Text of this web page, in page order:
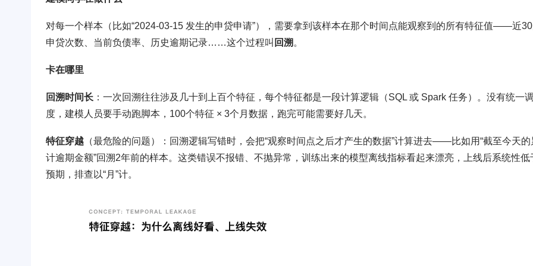
对每一个样本（比如“2024-03-15 发生的申贷申请”），需要拿到该样本在那个时间点能观察到的所有特征值——近
申贷次数、当前负债率、历史逾期记录……这个过程叫 回溯 。
卡在哪里
回溯时间长 ：一次回溯往往涉及几十到上百个特征，每个特征都是一段计算逻辑（SQL 或 Spark 任务）。没有统一调
度，建模人员要手动跑脚本，100个特征 × 3个月数据，跑完可能需要好几天。
特征穿越 （最危险的问题）：回溯逻辑写错时，会把“观察时间点之后才产生的数据”计算进去——比如用“截至今天的
计逾期金额”回溯2年前的样本。这类错误不报错、不抛异常，训练出来的模型离线指标看起来漂亮，上线后系统性低
预期，排查以“月”计。